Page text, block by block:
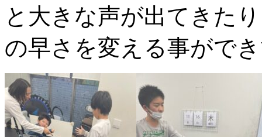
と大きな声が出てきた
の早さを変える事がで